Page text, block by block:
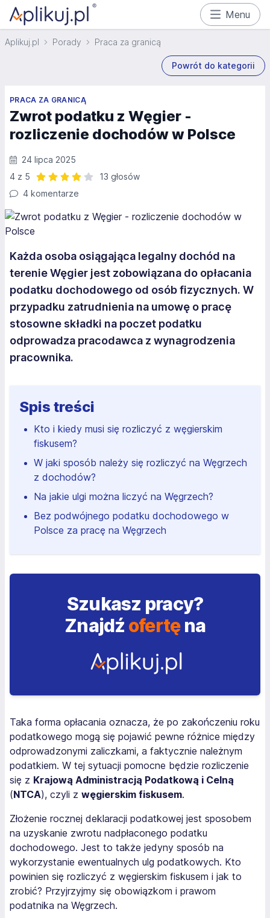
Menu
Aplikuj.pl Porady Praca za granicą
Powrót do kategorii
PRACA ZA GRANICĄ
Zwrot podatku z Węgier -
rozliczenie dochodów w Polsce
24 lipca 2025
4 z 5
13 głosów
4 komentarze
Każda osoba osiągająca legalny dochód na
terenie Węgier jest zobowiązana do opłacania
podatku dochodowego od osób fizycznych. W
przypadku zatrudnienia na umowę o pracę
stosowne składki na poczet podatku
odprowadza pracodawca z wynagrodzenia
pracownika.
Spis treści
Kto i kiedy musi się rozliczyć z węgierskim
fiskusem?
W jaki sposób należy się rozliczyć na Węgrzech
z dochodów?
Na jakie ulgi można liczyć na Węgrzech?
Bez podwójnego podatku dochodowego w
Polsce za pracę na Węgrzech
Szukasz pracy?
Znajdź ofertęna
Taka forma opłacania oznacza, że po zakończeniu roku
podatkowego mogą się pojawić pewne różnice między
odprowadzonymi zaliczkami, a faktycznie należnym
podatkiem. W tej sytuacji pomocne będzie rozliczenie
się z Krajową Administracją Podatkową i Celną
(NTCA), czyli z węgierskim fiskusem.
Złożenie rocznej deklaracji podatkowej jest sposobem
na uzyskanie zwrotu nadpłaconego podatku
dochodowego. Jest to także jedyny sposób na
wykorzystanie ewentualnych ulg podatkowych. Kto
powinien się rozliczyć z węgierskim fiskusem i jak to
zrobić? Przyjrzyjmy się obowiązkom i prawom
podatnika na Węgrzech.